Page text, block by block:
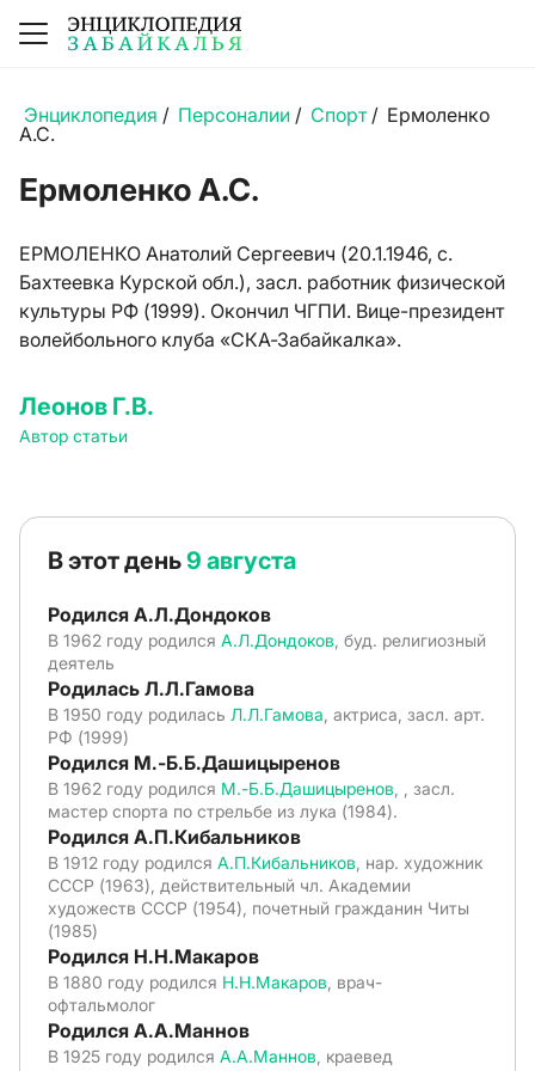
Энциклопедия / Персоналии / Спорт/ Ермоленко
А.С.
Ермоленко А.С.
ЕРМОЛЕНКО Анатолий Сергеевич (20.1.1946, с.
Бахтеевка Курской обл.), засл. работник физической
культуры РФ (1999). Окончил ЧГПИ. Вице-президент
волейбольного клуба «СКА-Забайкалка».
Леонов Г.В.
Автор статьи
В этот день9 августа
Родился А.Л.Дондоков
В 1962 году родился А.Л.Дондоков , буд. религиозный
деятель
Родилась Л.Л.Гамова
В 1950 году родилась Л.Л.Гамова , актриса, засл. арт.
РФ (1999)
Родился М.-Б.Б.Дашицыренов
В 1962 году родился М.-Б.Б.Дашицыренов , , засл.
мастер спорта по стрельбе из лука (1984).
Родился А.П.Кибальников
В 1912 году родился А.П.Кибальников , нар. художник
СССР (1963), действительный чл. Академии
художеств СССР (1954), почетный гражданин Читы
(1985)
Родился Н.Н.Макаров
В 1880 году родился Н.Н.Макаров , врач-
офтальмолог
Родился А.А.Маннов
В 1925 году родился А.А.Маннов , краевед